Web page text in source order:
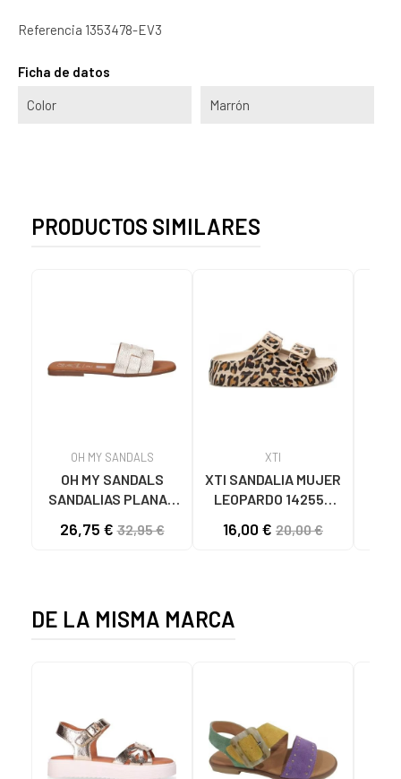
Referencia 1353478-EV3
Ficha de datos
Color Marrón
PRODUCTOS SIMILARES
OH MY SANDALS
OH MY SANDALS
SANDALIAS PLANAS
DOYA CHAMPAN
26,75 €32,95 €
XTI
XTI SANDALIA MUJER
LEOPARDO 142550
16,00 € 20,00 €
DE LA MISMA MARCA